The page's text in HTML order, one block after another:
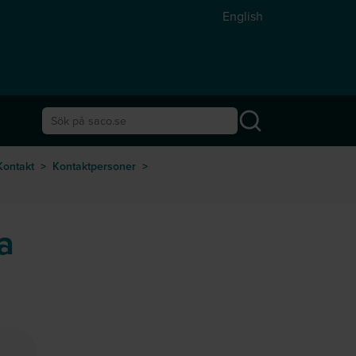
English
> Kontaktpersoner >